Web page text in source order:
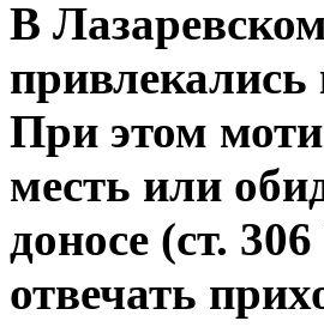
В
привлекались
При этом
месть или
доносе (ст.
отвечать